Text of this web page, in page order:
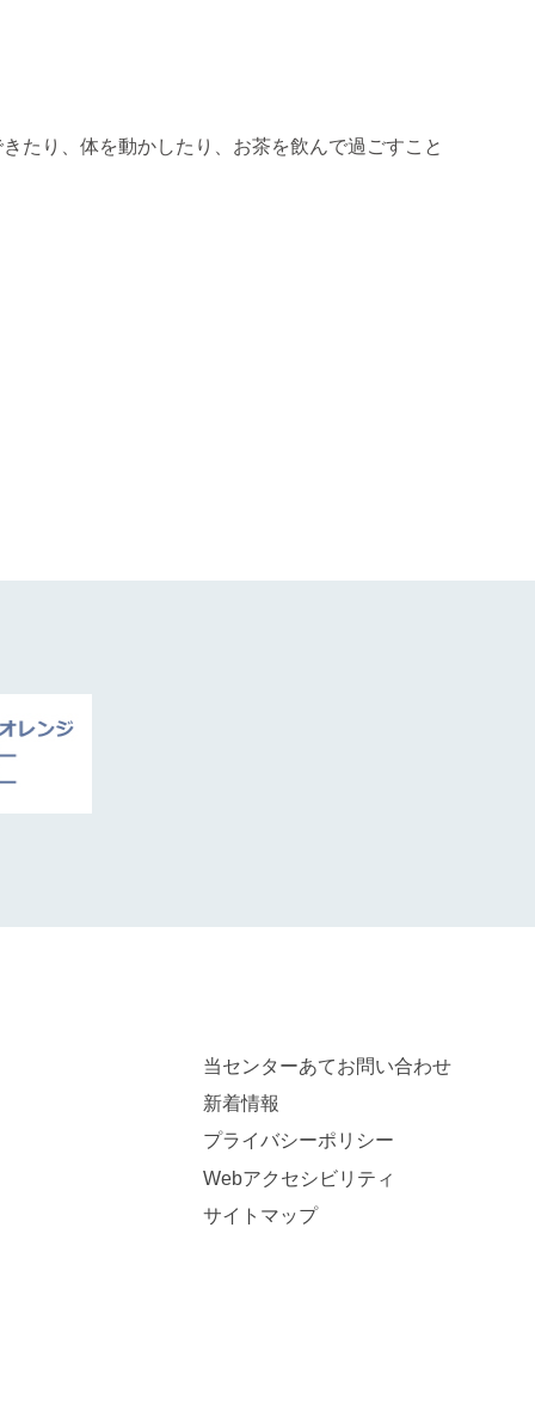
たり、体を動かしたり、お茶を飲んで過ごすこと
当センターあてお問い合わせ
新着情報
プライバシーポリシー
Webアクセシビリティ
サイトマップ